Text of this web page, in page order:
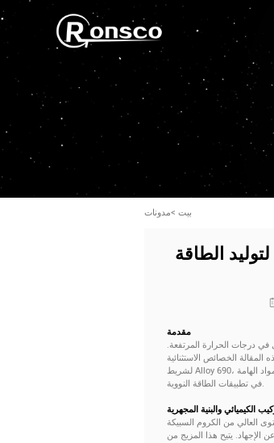
بيت >مدونات
للتآكل لتوليد الطاقة
مقدمة
في درجات الحرارة المرتفعة.
الخصائص الاستثنائية
الهامة
في تطبيقات الطاقة النووية.
الكيميائي والبنية المجهرية
يمنح المحتوى العالي من الكروم السبيكة
الإجهاد. يتيح هذا المزيج من